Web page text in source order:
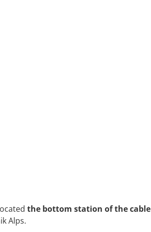
the bottom station of the
Alps.